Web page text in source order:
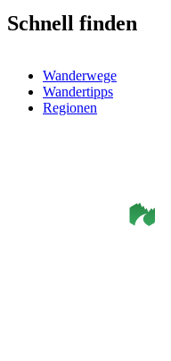
Schnell finden
Wanderwege
Wandertipps
Regionen